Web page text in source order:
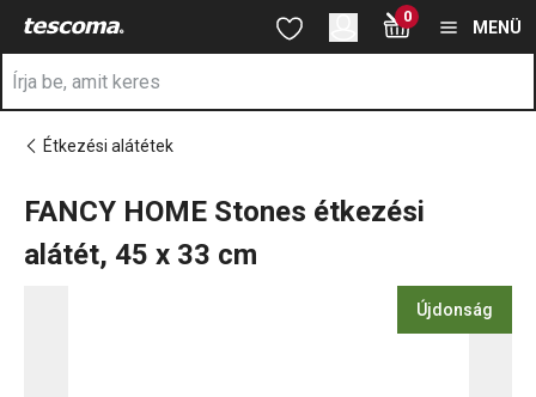
A FANCY HOME Stones étkezési alátét, 45 x 33 cm oldalon
Ugrás a fő tartalomhoz
Ugrás a kereséshez
Ugrás a navigációhoz 0
MENÜ
Étkezési alátétek
FANCY HOME Stones étkezési
alátét, 45 x 33 cm
Újdonság